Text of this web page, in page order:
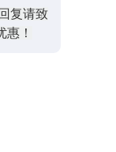
复请致
惠！